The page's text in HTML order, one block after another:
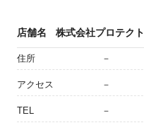
店舗名 株式会社プロテクト
住所 －
アクセス －
TEL －